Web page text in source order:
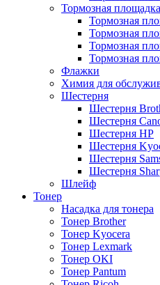
Тормозная площадка
Тормозная
Тормозная
Тормозная
Тормозная
Флажки
Химия для
Шестерня
Шестерня
Шестерня
Шестерня HP
Шестерня
Шестерня
Шестерня
Шлейф
Тонер
Насадка для тонера
Тонер Brother
Тонер Kyocera
Тонер Lexmark
Тонер OKI
Тонер Pantum